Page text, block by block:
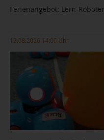
Ferienangebot: Lern-
12.08.2026 14:00 Uhr